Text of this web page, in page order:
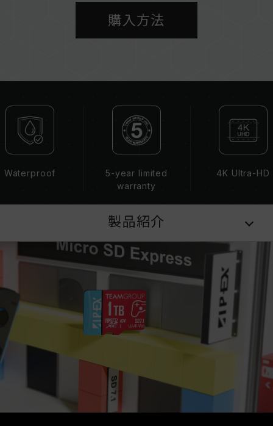
購入方法
Waterproof
5-year limited
warranty
4K Ultra-HD
製品紹介